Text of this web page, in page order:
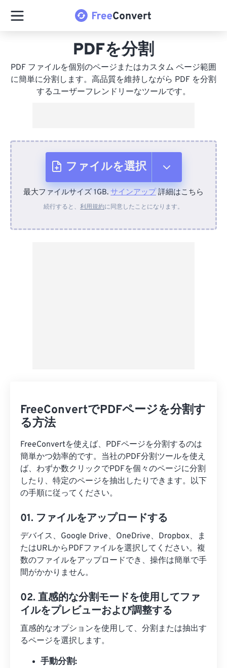
PDFを分割
PDF ファイルを個別のページまたはカスタム ページ範囲
に簡単に分割します。高品質を維持しながら PDF を分割
するユーザーフレンドリーなツールです。
ファイルを選択
デバイスから
最大ファイルサイズ 1GB. サインアップ詳細はこちら
続行すると、 利用規約に同意したことになります。
FreeConvertでPDFページを分割す
る方法
FreeConvertを使えば、PDFページを分割するのは
簡単かつ効率的です。当社のPDF分割ツールを使え
ば、わずか数クリックでPDFを個々のページに分割
したり、特定のページを抽出したりできます。以下
の手順に従ってください。
01. ファイルをアップロードする
デバイス、Google Drive、OneDrive、Dropbox、ま
たはURLからPDFファイルを選択してください。複
数のファイルをアップロードでき、操作は簡単で手
間がかかりません。
02. 直感的な分割モードを使用してファ
イルをプレビューおよび調整する
直感的なオプションを使用して、分割または抽出す
るページを選択します。
手動分割: